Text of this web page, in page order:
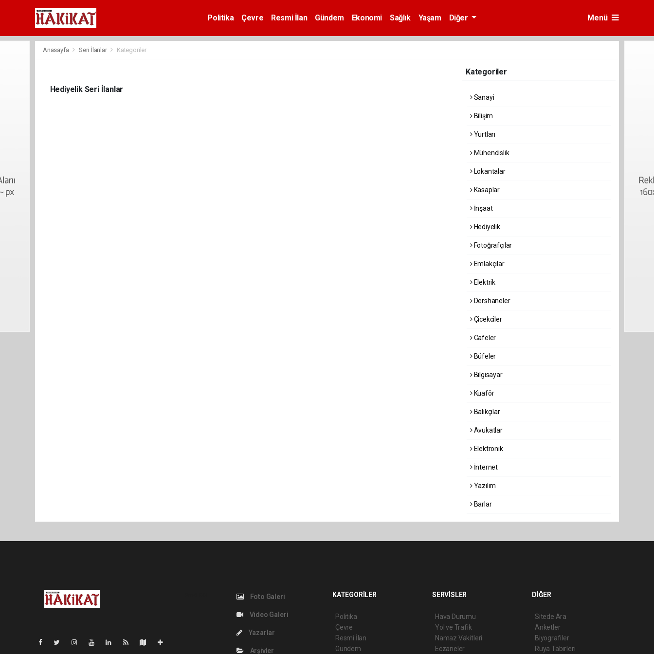
Politika Çevre Resmi İlan Gündem Ekonomi Sağlık Yaşam Diğer Menü
Anasayfa Seri İlanlar Kategoriler
Hediyelik Seri İlanlar
Kategoriler
Sanayi
Bilişim
Yurtları
Mühendislik
Lokantalar
Kasaplar
İnşaat
Hediyelik
Fotoğrafçılar
Emlakçılar
Elektrik
Dershaneler
Çicekciler
Cafeler
Büfeler
Bilgisayar
Kuaför
Balıkçılar
Avukatlar
Elektronik
İnternet
Yazılım
Barlar
Foto Galeri
Video Galeri
Yazarlar
Arşivler
KATEGORİLER
Politika
Çevre
Resmi İlan
Gündem
SERVİSLER
Hava Durumu
Yol ve Trafik
Namaz Vakitleri
Eczaneler
DİĞER
Sitede Ara
Anketler
Biyografiler
Rüya Tabirleri